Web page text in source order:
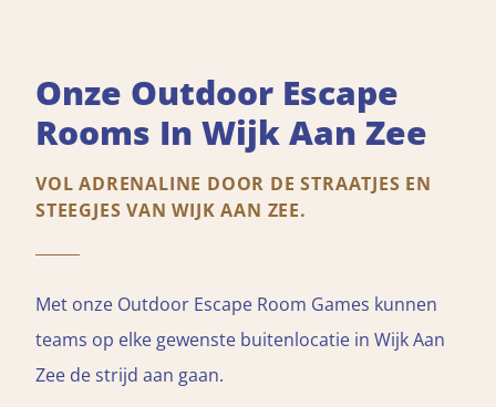
Onze Outdoor Escape
Rooms In Wijk Aan Zee
VOL ADRENALINE DOOR DE STRAATJES EN
STEEGJES VAN WIJK AAN ZEE.
Met onze Outdoor Escape Room Games kunnen
teams op elke gewenste buitenlocatie in Wijk Aan
Zee de strijd aan gaan.